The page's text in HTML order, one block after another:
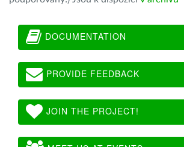
DOCUMENTATION
PROVIDE FEEDBACK
JOIN THE PROJECT!